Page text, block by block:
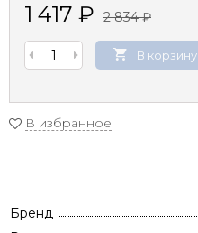
1 417 ₽ 2 834₽
В корзину
В избранное
Бренд